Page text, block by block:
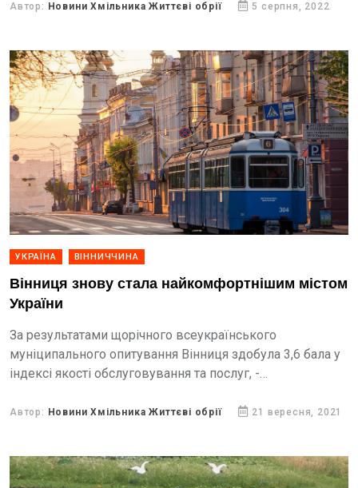
Автор: Новини Хмільника Життєві обрії 5 серпня, 2022
УКРАЇНА ВІННИЧЧИНА
Вінниця знову стала найкомфортнішим містом
України
За результатами щорічного всеукраїнського
муніципального опитування Вінниця здобула 3,6 бала у
індексі якості обслуговування та послуг, -
Автор: Новини Хмільника Життєві обрії 21 вересня, 2021